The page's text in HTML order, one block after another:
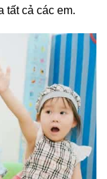
tất cả các em.